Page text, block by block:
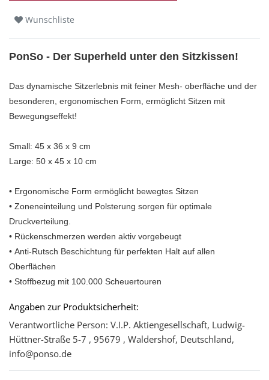
Wunschliste
PonSo - Der Superheld unter den Sitzkissen!
Das dynamische Sitzerlebnis mit feiner Mesh- oberfläche und der
besonderen, ergonomischen Form, ermöglicht Sitzen mit
Bewegungseffekt!
Small: 45 x 36 x 9 cm
Large: 50 x 45 x 10 cm
• Ergonomische Form ermöglicht bewegtes Sitzen
• Zoneneinteilung und Polsterung sorgen für optimale
Druckverteilung.
• Rückenschmerzen werden aktiv vorgebeugt
• Anti-Rutsch Beschichtung für perfekten Halt auf allen
Oberflächen
• Stoffbezug mit 100.000 Scheuertouren
Angaben zur Produktsicherheit:
Verantwortliche Person: V.I.P. Aktiengesellschaft, Ludwig-
Hüttner-Straße 5-7 , 95679 , Waldershof, Deutschland,
info@ponso.de